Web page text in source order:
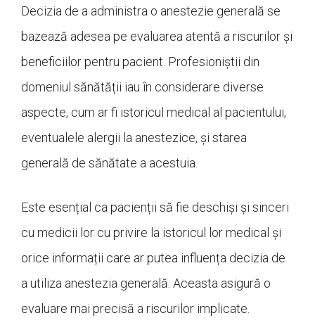
Decizia de a administra o anestezie generală se
bazează adesea pe evaluarea atentă a riscurilor și
beneficiilor pentru pacient. Profesioniștii din
domeniul sănătății iau în considerare diverse
aspecte, cum ar fi istoricul medical al pacientului,
eventualele alergii la anestezice, și starea
generală de sănătate a acestuia.
Este esențial ca pacienții să fie deschiși și sinceri
cu medicii lor cu privire la istoricul lor medical și
orice informații care ar putea influența decizia de
a utiliza anestezia generală. Aceasta asigură o
evaluare mai precisă a riscurilor implicate.